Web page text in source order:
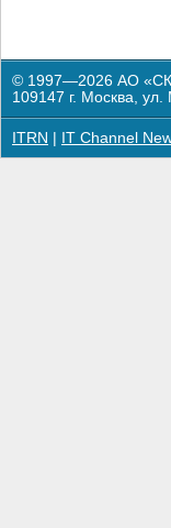
© 1997—2026 АО
109147 г. Москва,
ITRN IT Channel